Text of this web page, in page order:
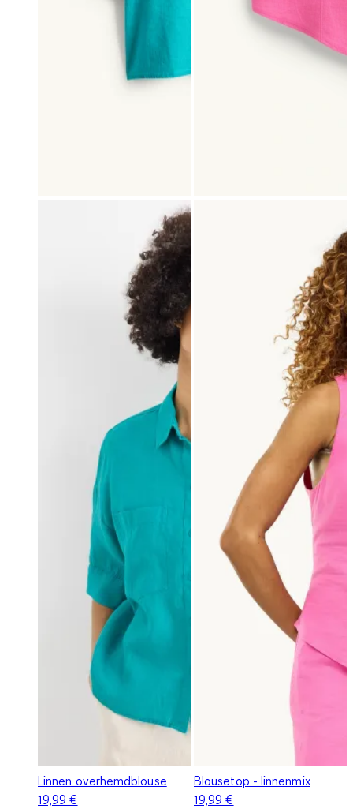
Linnen overhemdblouse
19,99 €
Blousetop - linnenmix
19,99 €